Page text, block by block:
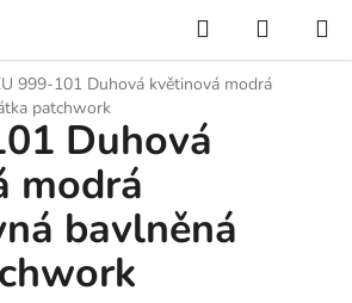
Hledat
KOŠÍK
999-101 Duhová květinová modrá
patchwork
Duhová
modrá
bavlněná